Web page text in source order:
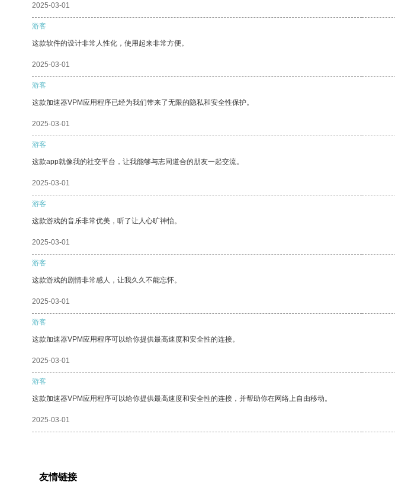
2025-03-01
游客
这款软件的设计非常人性化，使用起来非常方便。
2025-03-01
游客
这款加速器VPM应用程序已经为我们带来了无限的隐私和安全性保护。
2025-03-01
游客
这款app就像我的社交平台，让我能够与志同道合的朋友一起交流。
2025-03-01
游客
这款游戏的音乐非常优美，听了让人心旷神怡。
2025-03-01
游客
这款游戏的剧情非常感人，让我久久不能忘怀。
2025-03-01
游客
这款加速器VPM应用程序可以给你提供最高速度和安全性的连接。
2025-03-01
游客
这款加速器VPM应用程序可以给你提供最高速度和安全性的连接，并帮助你在网络上自由移动。
2025-03-01
友情链接